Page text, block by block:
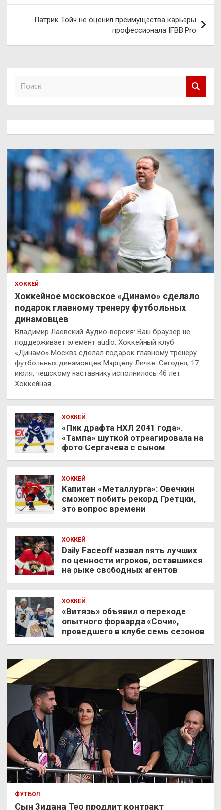
Патрик Тойч не оценил преимущества карьеры
профессионала IFBB Pro
ХОККЕЙ
Хоккейное московское «Динамо» сделало
подарок главному тренеру футбольных
динамовцев
Владимир Лаевский Аудио-версия: Ваш браузер не
поддерживает элемент audio. Хоккейный клуб
«Динамо» Москва сделал подарок главному тренеру
футбольных динамовцев Марцелу Личке. Сегодня, 17
июля, чешскому наставнику исполнилось 46 лет.
Хоккейная…
ХОККЕЙ
«Пик драфта НХЛ 2041 года».
«Тампа» шуткой отреагировала на
фото Сергачёва с сыном
ХОККЕЙ
Капитан «Металлурга»: Овечкин
сможет побить рекорд Гретцки,
это вопрос времени
ХОККЕЙ
Daily Faceoff назвал пять лучших
по ценности игроков, оставшихся
на рыке свободных агентов
ХОККЕЙ
«Витязь» объявил о переходе
опытного форварда «Сочи»,
проведшего в клубе семь сезонов
ФУТБОЛ
Сын Зидана Тео продлит контракт